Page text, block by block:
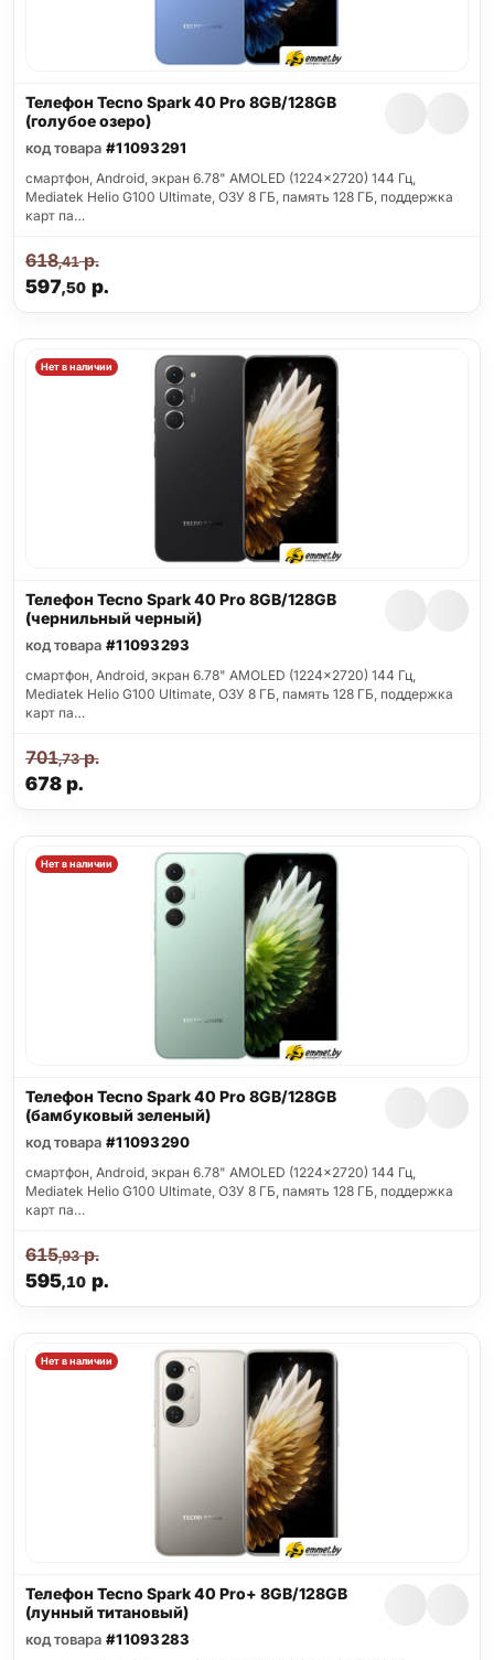
Телефон Tecno Spark 40 Pro 8GB/128GB
(голубое озеро)
код товара #11093291
смартфон, Android, экран 6.78" AMOLED (1224x2720) 144 Гц,
Mediatek Helio G100 Ultimate, ОЗУ 8 ГБ, память 128 ГБ, поддержка
карт па…
597,50р.
618,41р.
Нет в наличии
Телефон Tecno Spark 40 Pro 8GB/128GB
(чернильный черный)
код товара #11093293
смартфон, Android, экран 6.78" AMOLED (1224x2720) 144 Гц,
Mediatek Helio G100 Ultimate, ОЗУ 8 ГБ, память 128 ГБ, поддержка
карт па…
678р.
701,73р.
Нет в наличии
Телефон Tecno Spark 40 Pro 8GB/128GB
(бамбуковый зеленый)
код товара #11093290
смартфон, Android, экран 6.78" AMOLED (1224x2720) 144 Гц,
Mediatek Helio G100 Ultimate, ОЗУ 8 ГБ, память 128 ГБ, поддержка
карт па…
595,10р.
615,93р.
Нет в наличии
Телефон Tecno Spark 40 Pro+ 8GB/128GB
(лунный титановый)
код товара #11093283